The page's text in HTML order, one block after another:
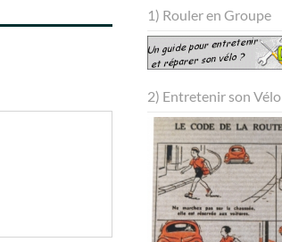
1) Rouler en Groupe
2) Entretenir son Vélo